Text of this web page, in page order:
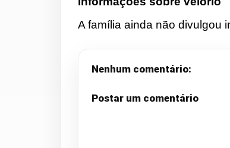
A família ainda não divulgou
Nenhum comentário:
Postar um comentário